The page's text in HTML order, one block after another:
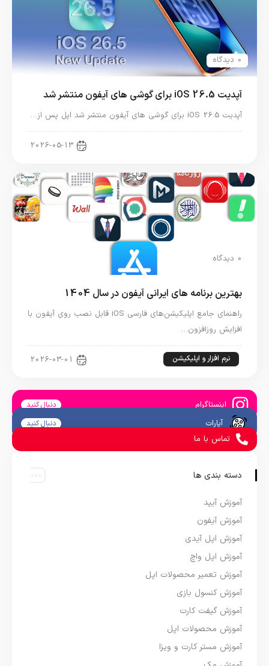
0 دیدگاه
آپدیت iOS 26.5 برای گوشی های آیفون منتشر شد
آپدیت iOS 26.5 برای گوشی های آیفون منتشر شد اپل پس از…
2026-05-13
0 دیدگاه
بهترین برنامه های ایرانی آیفون در سال 1404
راهنمای جامع اپلیکیشن‌های فارسی iOS قابل نصب روی آیفون با
افزایش روزافزون…
نرم افزار و اپلیکیشن 2026-03-01
اینستاگرام دنبال کنید
آپارات دنبال کنید
تماس با ما
دسته بندی ها
آموزش آیپد
آموزش آیفون
آموزش اپل آیدی
آموزش اپل واچ
آموزش تعمیر محصولات اپل
آموزش کنسول بازی
آموزش گیفت کارت
آموزش محصولات اپل
آموزش مستر کارت و ویزا